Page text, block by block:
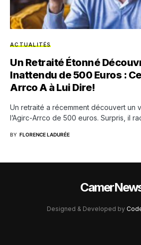
ACTUALITÉS
Un Retraité Étonné
Inattendu de 500 Euros :
Arrco A à Lui Dire!
Un retraité a récemment découvert un
l’Agirc-Arrco de 500 euros. Surpris, il
BY FLORENCE LADURÉE
Designed & Developed by